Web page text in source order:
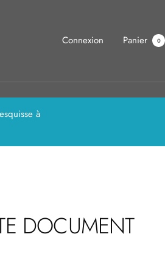
Connexion Panier 0
à
DOCUMENT